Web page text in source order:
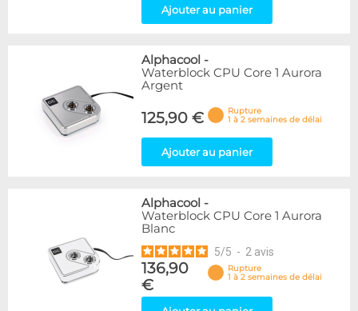
Ajouter au panier
Alphacool -
Waterblock CPU Core 1 Aurora
Argent
125,90 €
Rupture
1 à 2 semaines de délai
Ajouter au panier
Alphacool -
Waterblock CPU Core 1 Aurora
Blanc
5/5 - 2 avis
136,90
€
Rupture
1 à 2 semaines de délai